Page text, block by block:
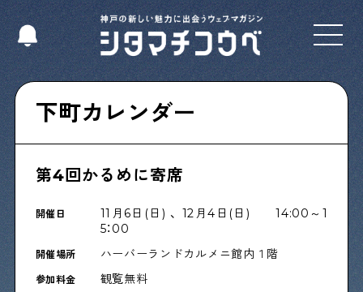
Select Language ▼
Shitamachi NUDIE
今夜、下町で
下町の飲み歩き日記です
下町カレンダー
第4回かるめに寄席
開催日
11月6日(日) 、 12月4日(日) 14:00～1
5：00
開催場所 ハーバーランドカルメニ館内１階
参加料金 観覧無料